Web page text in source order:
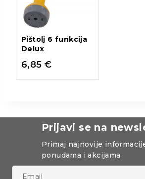
Pištolj 6 funkcija
Delux
6,85 €
Prijavi se na
Primaj najnovije
ponudama i akcijama